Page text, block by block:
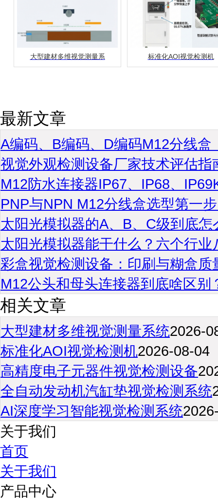
大型建材多维视觉测量系 标准化AOI视觉检测机
最新文章
A编码、B编码、D编码M12分线盒
视觉外观检测设备厂家技术评估指
M12防水连接器IP67、IP68、
PNP与NPN M12分线盒选型第一
太阳光模拟器的A、B、C级到底怎
太阳光模拟器能干什么？六个行业
彩盒视觉检测设备：印刷与糊盒质
M12公头和母头连接器到底啥区别
相关文章
大型建材多维视觉测量系统2026-
标准化AOI视觉检测机2026-08-04
高精度电子元器件视觉检测设备
全自动发动机汽缸垫视觉检测系统
AI深度学习智能视觉检测系统
关于我们
首页
关于我们
产品中心